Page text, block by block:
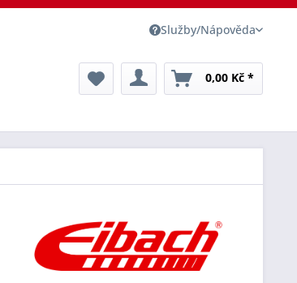
Služby/Nápověda
0,00 Kč *